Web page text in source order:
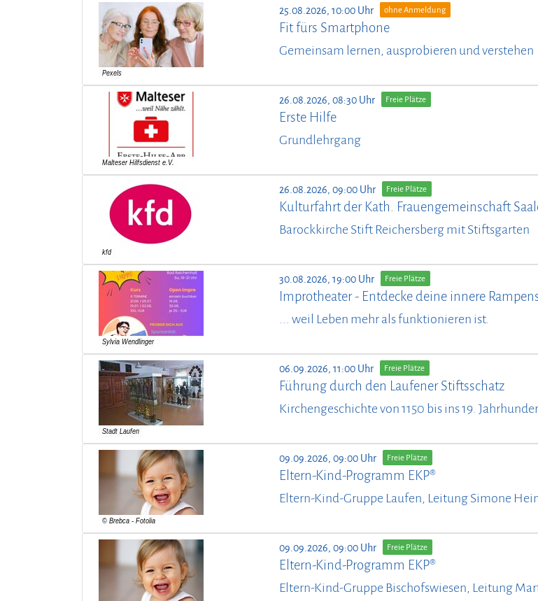
25.08.2026, 10:00 Uhr ohne Anmeldung
Fit fürs Smartphone
Gemeinsam lernen, ausprobieren und verstehen
26.08.2026, 08:30 Uhr Freie Plätze
Erste Hilfe
Grundlehrgang
26.08.2026, 09:00 Uhr Freie Plätze
Kulturfahrt der Kath. Frauengemeinschaft
Barockkirche Stift Reichersberg mit Stiftsgarten
30.08.2026, 19:00 Uhr Freie Plätze
Improtheater - Entdecke deine innere
... weil Leben mehr als funktionieren ist.
06.09.2026, 11:00 Uhr Freie Plätze
Führung durch den Laufener Stiftsschatz
Kirchengeschichte von 1150 bis ins 19.
09.09.2026, 09:00 Uhr Freie Plätze
Eltern-Kind-Programm EKP®
Eltern-Kind-Gruppe Laufen, Leitung Simone
09.09.2026, 09:00 Uhr Freie Plätze
Eltern-Kind-Programm EKP®
Eltern-Kind-Gruppe Bischofswiesen, Leitung